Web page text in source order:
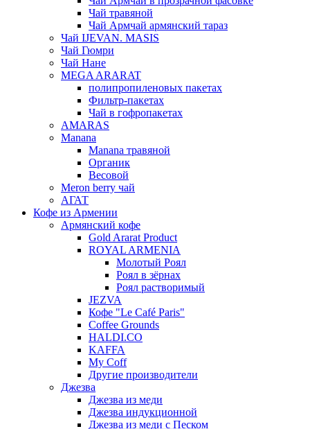
Чай травяной
Чай Армчай армянский тараз
Чай IJEVAN. MASIS
Чай Гюмри
Чай Нане
MEGA ARARAT
полипропиленовых пакетах
Фильтр-пакетах
Чай в гофропакетах
AMARAS
Manana
Manana травяной
Органик
Весовой
Meron berry чай
АГАТ
Кофе из Армении
Армянский кофе
Gold Ararat Product
ROYAL ARMENIA
Молотый Роял
Роял в зёрнах
Роял растворимый
JEZVA
Кофе "Le Café Paris"
Coffee Grounds
HALDI.CO
KAFFA
My Coff
Другие производители
Джезва
Джезва из меди
Джезва индукционной
Джезва из меди с Песком